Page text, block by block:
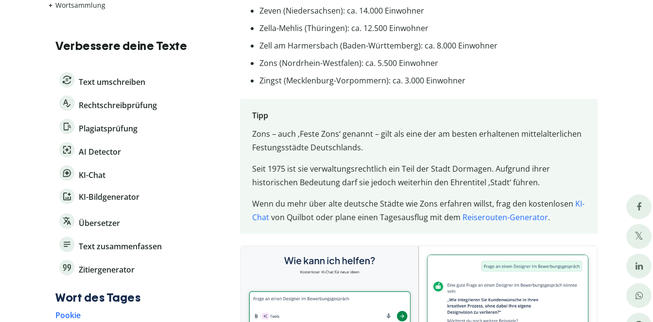
Zeven (Niedersachsen): ca. 14.000 Einwohner
Zella-Mehlis (Thüringen): ca. 12.500 Einwohner
Zell am Harmersbach (Baden-Württemberg): ca. 8.000 Einwohner
Zons (Nordrhein-Westfalen): ca. 5.500 Einwohner
Zingst (Mecklenburg-Vorpommern): ca. 3.000 Einwohner
Tipp
Zons – auch ‚Feste Zons‘ genannt – gilt als eine der am besten erhaltenen mittelalterlichen
Festungsstädte Deutschlands.
Seit 1975 ist sie verwaltungsrechtlich ein Teil der Stadt Dormagen. Aufgrund ihrer
historischen Bedeutung darf sie jedoch weiterhin den Ehrentitel ‚Stadt‘ führen.
Wenn du mehr über alte deutsche Städte wie Zons erfahren willst, frag den kostenlosen KI-
Chatvon Quilbot oder plane einen Tagesausflug mit dem Reiserouten-Generator.
Wortsammlung
Verbessere deine Texte
Text umschreiben
Rechtschreibprüfung
Plagiatsprüfung
AI Detector
KI-Chat
KI-Bildgenerator
Übersetzer
Text zusammenfassen
Zitiergenerator
Wort des Tages
Pookie